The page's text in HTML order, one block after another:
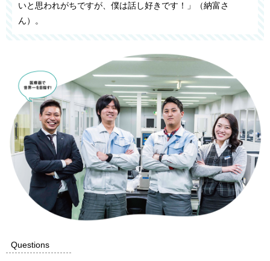
いと思われがちですが、僕は話し好きです！」（納富さ
ん）。
Questions